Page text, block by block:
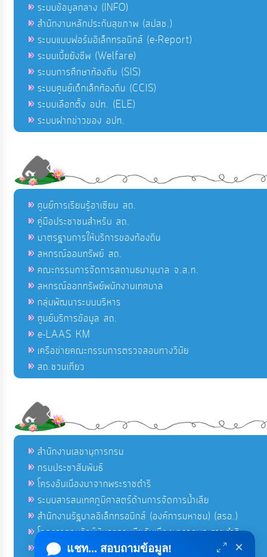
ระบบข้อมูลกลาง (INFO)
สำนักงานหลักประกันสุขภาพ (สปสช.)
ระบบแบบฟอร์มอิเล็กทรอนิกส์ (e-Report)
ระบบเบี้ยยังชีพ (Welfare)
ระบบการศึกษาท้องถิ่น (SIS)
ระบบศูนย์เด็กเล็กท้องถิ่น (CCIS)
ระบบเลือกตั้ง อปท. (ELE)
ระบบฝากข่าวของ อปท.
ศูนย์การเรียนรู้อาเซียน สถ.
คู่มือประชาชนสำหรับ สถ.
มาตรฐานการให้บริการของท้องถิ่น
สหกรณ์ออมทรัพย์ สถ.
คณะกรรมการจัดการสถานธนานุบาล จ.ส.ท.
สหกรณ์ออกทรัพย์พนักงานเทศบาล
กลุ่มพัฒนาระบบบริหาร
ศูนย์บริการข้อมูล สถ.
e-LAAS KM
เครือข่ายคณะกรรมการตรวจสอบทางวินัย
สถ.ชวนเที่ยว
สำนักงานเลขานุการกรม
กรมประชาสัมพันธ์
โครงอันเนื่องมาจากพระราชดำริ
ระบบสารสนเทศภูมิศาสตร์ด้านการจัดการน้ำเสีย
สำนักงานรัฐบาลอิเล็กทรอนิกส์ (องค์การมหาชน) (สรอ.)
โครงการอนุรักษ์พันธุกรรมพืชอันเนื่องมาจากพระราชดำริ
คลังข่าวมหาไทย
แชท... สอบถามข้อมูล! ×